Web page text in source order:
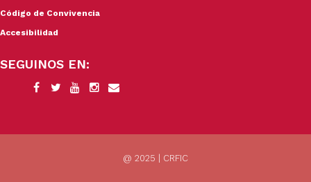
Código de Convivencia
Accesibilidad
SEGUINOS EN:
@ 2025 | CRFIC